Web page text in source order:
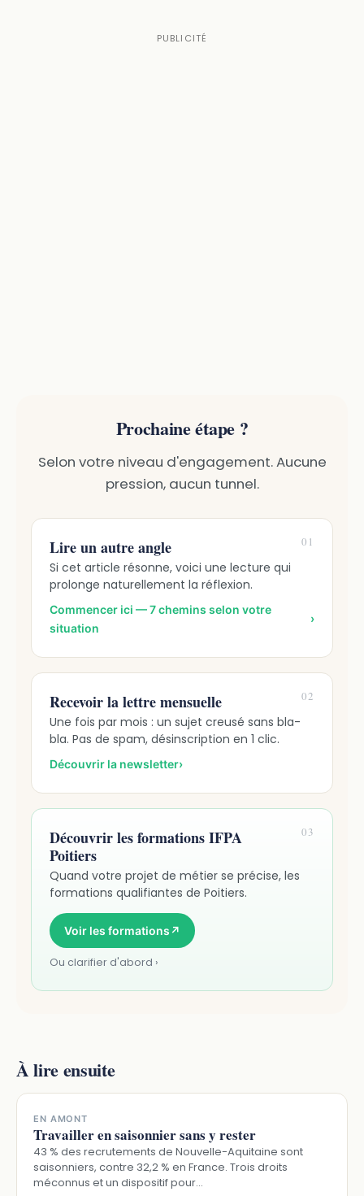
Prochaine étape ?
Selon votre niveau d'engagement. Aucune
pression, aucun tunnel.
01
Lire un autre angle
Si cet article résonne, voici une lecture qui
prolonge naturellement la réflexion.
Commencer ici — 7 chemins selon votre
situation
›
02
Recevoir la lettre mensuelle
Une fois par mois : un sujet creusé sans bla-
bla. Pas de spam, désinscription en 1 clic.
Découvrir la newsletter›
03
Découvrir les formations IFPA
Poitiers
Quand votre projet de métier se précise, les
formations qualifiantes de Poitiers.
Voir les formations ↗
Ou clarifier d'abord ›
À lire ensuite
EN AMONT
Travailler en saisonnier sans y rester
43 % des recrutements de Nouvelle-Aquitaine sont
saisonniers, contre 32,2 % en France. Trois droits
méconnus et un dispositif pour…